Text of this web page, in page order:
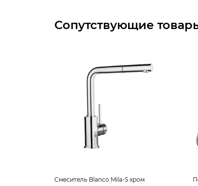
Сопутствующие
Смеситель Blanco Mila-S хром